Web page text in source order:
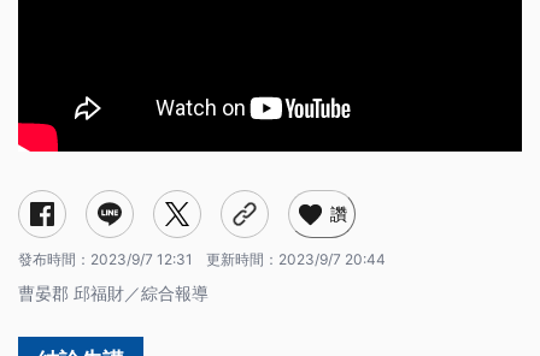
讚
發布時間： 2023/9/7 12:31 更新時間： 2023/9/7 20:44
曹晏郡 邱福財／綜合報導